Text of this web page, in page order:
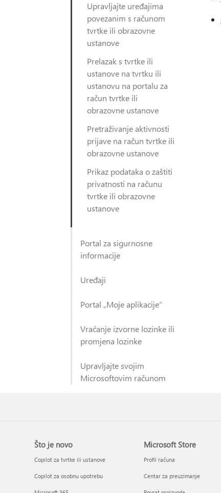
Upravljajte uređajima
povezanim s računom
tvrtke ili obrazovne
ustanove
Prelazak s tvrtke ili
ustanove na tvrtku ili
ustanovu na portalu za
račun tvrtke ili
obrazovne ustanove
Pretraživanje aktivnosti
prijave na račun tvrtke ili
obrazovne ustanove
Prikaz podataka o zaštiti
privatnosti na računu
tvrtke ili obrazovne
ustanove
Portal za sigurnosne
informacije
Uređaji
Portal „Moje aplikacije“
Vraćanje izvorne lozinke ili
promjena lozinke
Upravljajte svojim
Microsoftovim računom
Što je novo
Copilot za tvrtke ili ustanove
Copilot za osobnu upotrebu
Microsoft Store
Profil računa
Centar za preuzimanje